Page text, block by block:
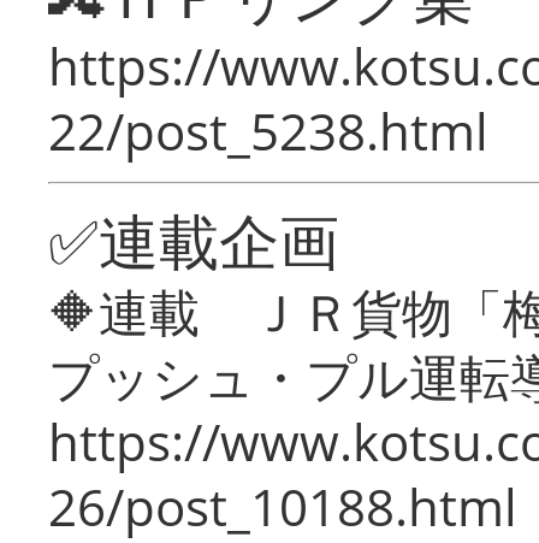
https://
22/post_5238.html
✅連載企画
🔶連載 ＪＲ貨物「
プッシュ・プル運転
https://
26/post_10188.html